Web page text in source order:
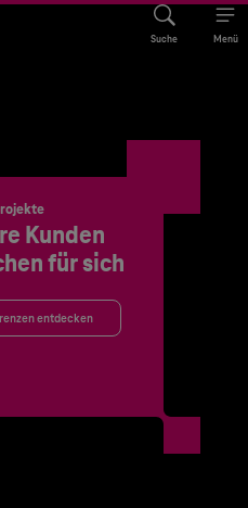
Suche Menü
Kunden
für sich
entdecken